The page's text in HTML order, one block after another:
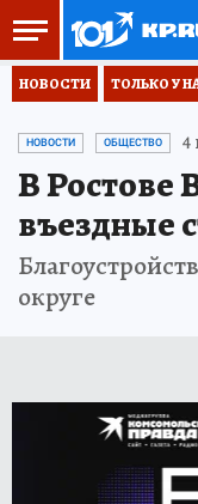
НОВОСТИ ТОЛЬКО У
НОВОСТИ ОБЩЕСТВО 4
В Ростове
въездные
округе